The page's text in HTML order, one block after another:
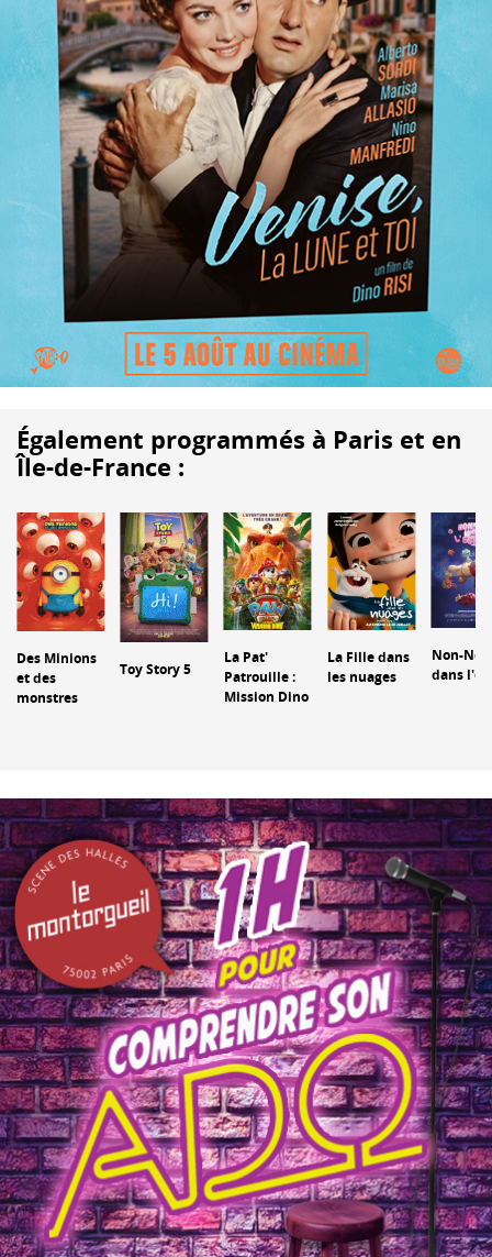
Également programmés à Paris et en
Île-de-France :
Des Minions
et des
monstres
Toy Story 5
La Pat'
Patrouille :
Mission Dino
La Fille dans
les nuages
Non-Non
dans